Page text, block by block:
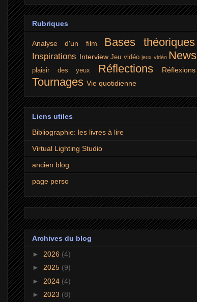
Rubriques
Analyse d'un film Bases théoriques
Inspirations Interview Jeu vidéo jeux vidéo News
plaisir des yeux
Réflections Réflexions
Tournages Vie quotidienne
Liens utiles
Bibliographie: les livres à lire
Virtual Lighting Studio
ancien blog
page perso
Archives du blog
► 2026 (4)
►2025 (9)
► 2024 (4)
►2023 (8)